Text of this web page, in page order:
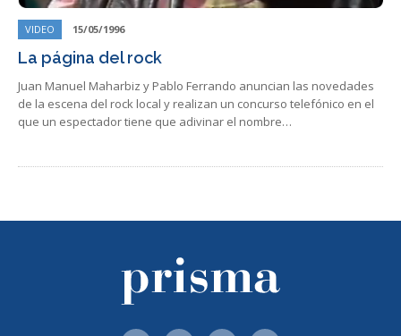
VIDEO 15/05/1996
La página del rock
Juan Manuel Maharbiz y Pablo Ferrando anuncian las novedades
de la escena del rock local y realizan un concurso telefónico en el
que un espectador tiene que adivinar el nombre…